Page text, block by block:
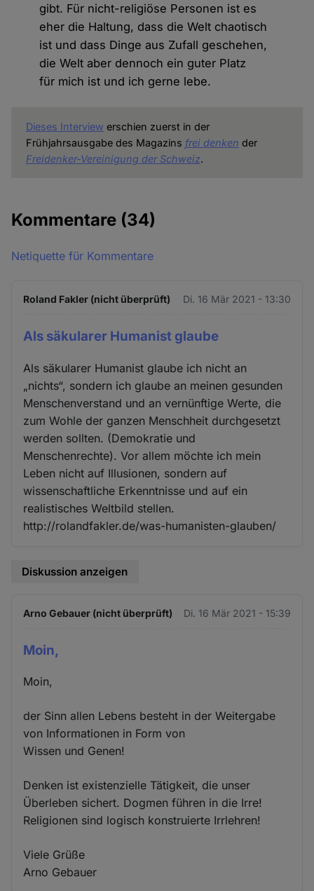
gibt. Für nicht-religiöse Personen ist es
eher die Haltung, dass die Welt chaotisch
ist und dass Dinge aus Zufall geschehen,
die Welt aber dennoch ein guter Platz
für mich ist und ich gerne lebe.
Dieses Interview erschien zuerst in der
Frühjahrsausgabe des Magazins frei denken der
Freidenker-Vereinigung der Schweiz.
Kommentare (34)
Netiquette für Kommentare
Roland Fakler (nicht überprüft) Di. 16 Mär 2021 - 13:30
Als säkularer Humanist glaube
Als säkularer Humanist glaube ich nicht an
„nichts“, sondern ich glaube an meinen gesunden
Menschenverstand und an vernünftige Werte, die
zum Wohle der ganzen Menschheit durchgesetzt
werden sollten. (Demokratie und
Menschenrechte). Vor allem möchte ich mein
Leben nicht auf Illusionen, sondern auf
wissenschaftliche Erkenntnisse und auf ein
realistisches Weltbild stellen.
http://rolandfakler.de/was-humanisten-glauben/
Diskussion anzeigen
Arno Gebauer (nicht überprüft) Di. 16 Mär 2021 - 15:39
Moin,
Moin,
der Sinn allen Lebens besteht in der Weitergabe
von Informationen in Form von
Wissen und Genen!
Denken ist existenzielle Tätigkeit, die unser
Überleben sichert. Dogmen führen in die Irre!
Religionen sind logisch konstruierte Irrlehren!
Viele Grüße
Arno Gebauer